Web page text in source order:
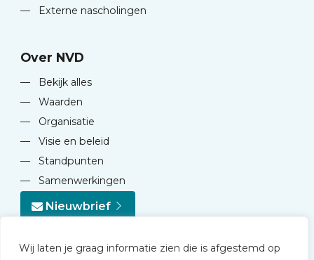
Wij laten je graag informatie zien die is afgestemd op
—
Externe nascholingen
Over NVD
—
Bekijk alles
—
Waarden
—
Organisatie
—
Visie en beleid
—
Standpunten
—
Samenwerkingen
Nieuwbrief